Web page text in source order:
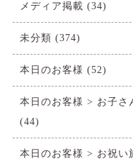
メディア掲載 (34)
未分類 (374)
本日のお客様 (52)
本日のお客様 > お子さ
(44)
本日のお客様 > お祝い